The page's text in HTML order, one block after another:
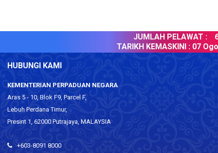
JUMLAH PELAWAT :
TARIKH KEMASKINI : 07
HUBUNGI KAMI
KEMENTERIAN PERPADUAN NEGARA
Aras 5 - 10, Blok F9, Parcel F,
Lebuh Perdana Timur,
Presint 1, 62000 Putrajaya, MALAYSIA
+603-8091 8000